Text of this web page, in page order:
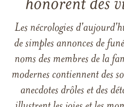
honorent des
Les nécrologies
de simples annonces de
noms des membres de la
modernes contiennent des
anecdotes drôles et des